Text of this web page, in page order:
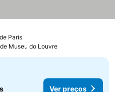
Paris
de Museu do Louvre
Ver preços